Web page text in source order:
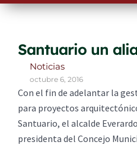
Santuario un
Noticias
octubre 6, 2016
Con el fin de adelantar la
para proyectos
Santuario, el alcalde
presidenta del Concejo